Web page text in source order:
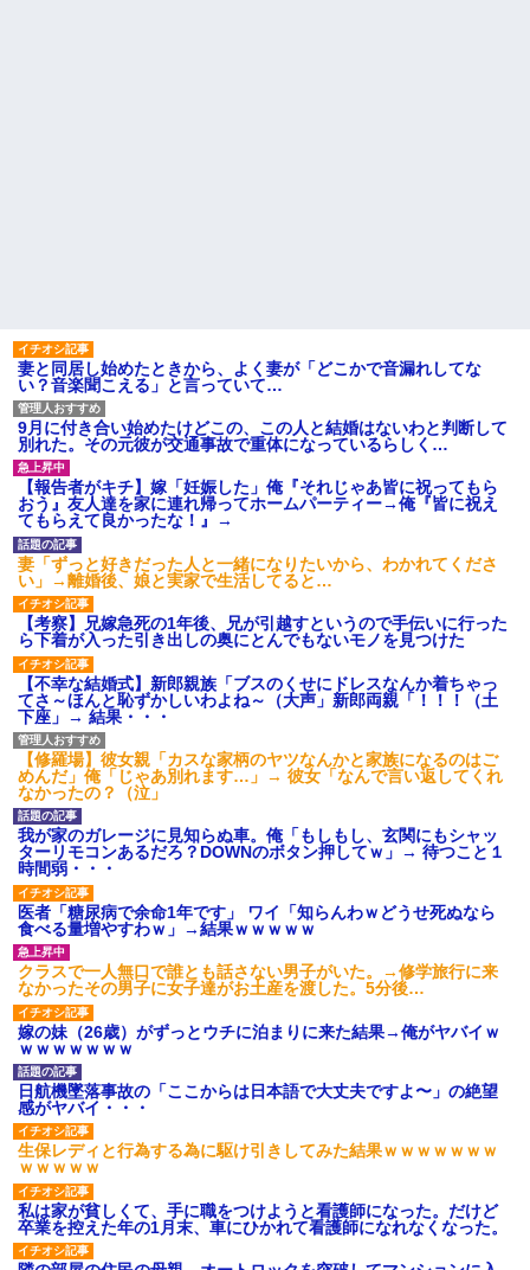
w w w
【衝撃】若い女の子からする
「甘い匂い」の正体、まさか分
からないDTなんておらんよな？
よな？w w w w w w w w w w w
母「おばあちゃんが従兄弟と
結婚させようとしてる」私「ち
ょうどいい、その話利用する
わ」→3日後にまさかの展開…
ハードオフに売っていた4万
4000円のフィギュアがヤバすぎ
るｗｗｗｗｗｗ「こんな高い
の？ｗｗ」「逆に超安い」
私「ちょっと、人の家の金庫
触らないでよ！」キチママ『そ
こに金庫があったから、開けて
みようとしただけ☆』義兄「泥
は出てけ！二度と来るな！」結
果・・・
私「初めて飲む味だけどなん
のお茶？」彼「ちっ！」私「」
【GIF】JSのカンチョーワロ
タ
後続車にクラクションを鳴ら
され彼氏が逆切れ。「何クラク
ション鳴らしてんだ！降りてこ
いよ！」と怒鳴りだし...
【衝撃】報酬100万円超の治験
募集がこちらｗｗｗｗｗ(※画像
あり)
【ネット騒然】惨殺されたタ
ワマン頂き女子のこの動画、す
げえええええｗｗｗｗｗｗｗｗ
ｗｗｗ
【愕然】白のクラウン俺氏、
高速道路左車線を制限速度で走
った結果wwwwwwwwwwww
百年の恋12-899 食べた量を
張り合ってくる
【悲報】佐藤輝明・・・２軍
でも盛大にやらかす←あまり悲
しませないでくれ
主な税金の成り立ちを調べて
みたよ
妻と同居し始めたときから、よく妻が「どこかで音漏れしてな
い？音楽聞こえる」と言っていて…
9月に付き合い始めたけどこの、この人と結婚はないわと判断して
別れた。その元彼が交通事故で重体になっているらしく…
【報告者がキチ】嫁「妊娠した」俺『それじゃあ皆に祝ってもら
おう』友人達を家に連れ帰ってホームパーティー→俺『皆に祝え
てもらえて良かったな！』→
妻「ずっと好きだった人と一緒になりたいから、わかれてくださ
い」→離婚後、娘と実家で生活してると…
【考察】兄嫁急死の1年後、兄が引越すというので手伝いに行った
ら下着が入った引き出しの奥にとんでもないモノを見つけた
【不幸な結婚式】新郎親族「ブスのくせにドレスなんか着ちゃっ
てさ～ほんと恥ずかしいわよね～（大声」新郎両親「！！！（土
下座」→ 結果・・・
【修羅場】彼女親「カスな家柄のヤツなんかと家族になるのはご
めんだ」俺「じゃあ別れます…」→ 彼女「なんで言い返してくれ
なかったの？（泣」
我が家のガレージに見知らぬ車。俺「もしもし、玄関にもシャッ
ターリモコンあるだろ？DOWNのボタン押してｗ」→ 待つこと１
時間弱・・・
医者「糖尿病で余命1年です」 ワイ「知らんわｗどうせ死ぬなら
食べる量増やすわｗ」→結果ｗｗｗｗｗ
クラスで一人無口で誰とも話さない男子がいた。→修学旅行に来
なかったその男子に女子達がお土産を渡した。5分後…
嫁の妹（26歳）がずっとウチに泊まりに来た結果→俺がヤバイｗ
ｗｗｗｗｗｗｗ
日航機墜落事故の「ここからは日本語で大丈夫ですよ〜」の絶望
感がヤバイ・・・
生保レディと行為する為に駆け引きしてみた結果ｗｗｗｗｗｗｗ
ｗｗｗｗｗ
私は家が貧しくて、手に職をつけようと看護師になった。だけど
卒業を控えた年の1月末、車にひかれて看護師になれなくなった。